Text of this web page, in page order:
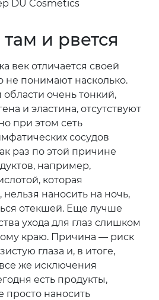
DU Cosmetics
там и рвется
век отличается своей
не понимают насколько.
очень тонкий,
и эластина, отсутствуют
при этом сеть
сосудов
раз по этой причине
например,
которая
нельзя наносить на ночь,
отекшей. Еще лучше
ухода для глаз слишком
краю. Причина — риск
глаза и, в итоге,
же исключения
есть продукты,
просто наносить